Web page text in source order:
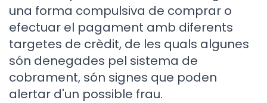
una forma compulsiva de comprar o
efectuar el pagament amb diferents
targetes de crèdit, de les quals algunes
són denegades pel sistema de
cobrament, són signes que poden
alertar d'un possible frau.